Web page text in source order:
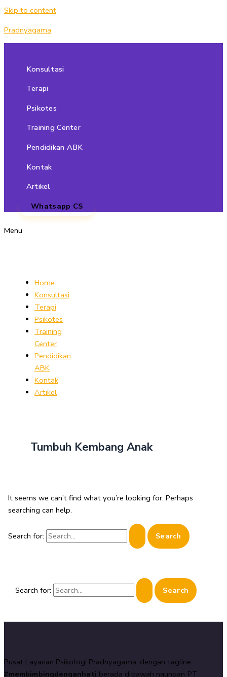
Skip to content
Pradnyagama
Konsultasi
Terapi
Psikotes
Training Center
Pendidikan ABK
Kontak
Artikel
Whatsapp CS
Menu
Home
Konsultasi
Terapi
Psikotes
Training
Center
Pendidikan
ABK
Kontak
Artikel
Tumbuh Kembang Anak
It seems we can’t find what you’re looking for. Perhaps
searching can help.
Search for:
Search for:
Pusat Layanan Psikologi Pradnyagama, dengan tagline
#membimbingdenganhati berada dibawah naungan PT